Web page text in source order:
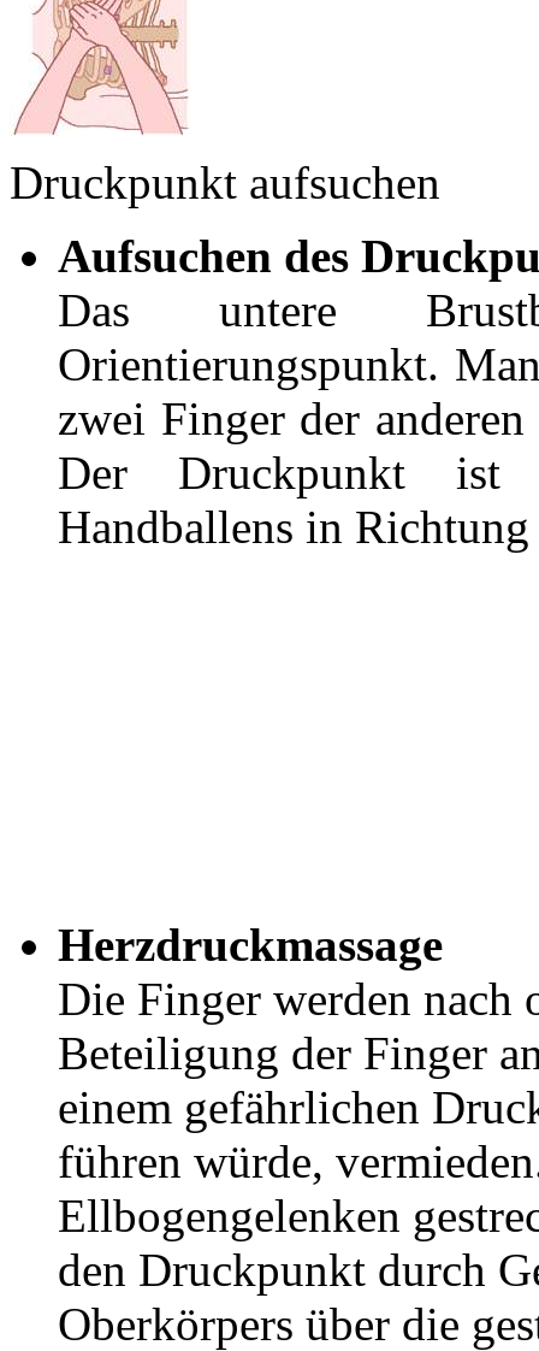
Druckpunkt aufsuchen
Aufsuchen des
Das untere
Orientierungspunkt.
zwei Finger der
Der Druckpunkt ist
Handballens in
Herzdruckmassage
Die Finger werden nach
Beteiligung der Finger
einem gefährlichen
führen würde,
Ellbogengelenken
den Druckpunkt durch
Oberkörpers über die